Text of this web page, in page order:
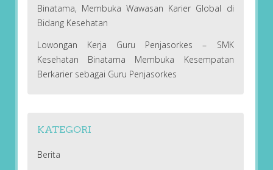
Binatama, Membuka Wawasan Karier Global di
Bidang Kesehatan
Lowongan Kerja Guru Penjasorkes – SMK
Kesehatan Binatama Membuka Kesempatan
Berkarier sebagai Guru Penjasorkes
KATEGORI
Berita